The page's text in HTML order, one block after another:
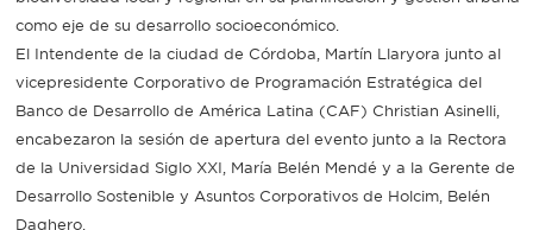
como eje de su desarrollo socioeconómico.
El Intendente de la ciudad de Córdoba, Martín Llaryora junto al
vicepresidente Corporativo de Programación Estratégica del
Banco de Desarrollo de América Latina (CAF) Christian Asinelli,
encabezaron la sesión de apertura del evento junto a la Rectora
de la Universidad Siglo XXI, María Belén Mendé y a la Gerente de
Desarrollo Sostenible y Asuntos Corporativos de Holcim, Belén
Daghero.